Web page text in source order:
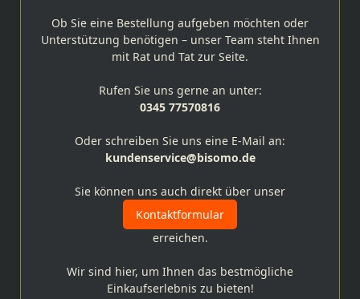
Ob Sie eine Bestellung aufgeben möchten oder
Unterstützung benötigen – unser Team steht Ihnen
mit Rat und Tat zur Seite.
Rufen Sie uns gerne an unter:
0345 77570816
Oder schreiben Sie uns eine E-Mail an:
kundenservice@bisomo.de
Sie können uns auch direkt über unser
Kontaktformular
erreichen.
Wir sind hier, um Ihnen das bestmögliche
Einkaufserlebnis zu bieten!